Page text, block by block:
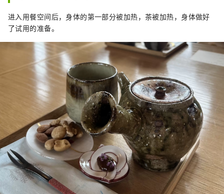
进入用餐空间后，身体的第一部分被加热，茶被加热，身体做好
了试用的准备。